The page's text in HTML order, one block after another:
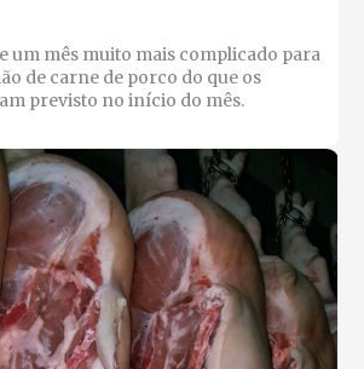
um mês muito mais complicado para
de carne de porco do que os
previsto no início do mês.